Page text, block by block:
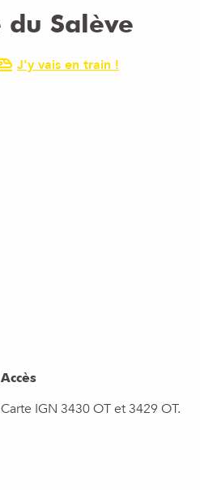
Salève
J'y vais en train !
Accès
Accès
Carte IGN 3430 OT et 3429 OT.